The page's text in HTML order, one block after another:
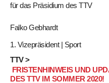
für das Präsidium des TTV
Falko Gebhardt
1. Vizepräsident | Sport
TTV >
FRISTENHINWEIS UND
DES TTV IM SOMMER 2020!